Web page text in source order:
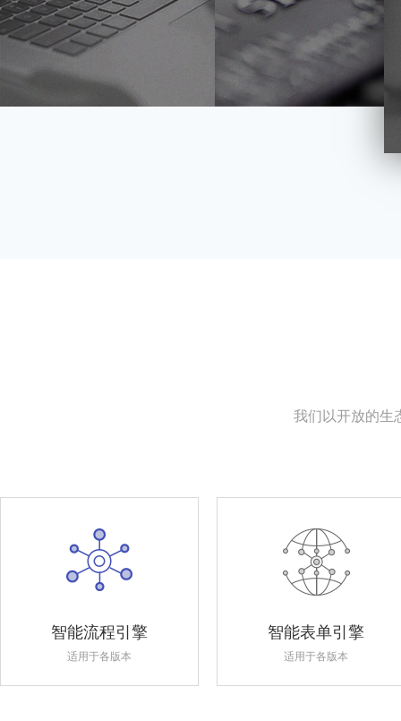
我们以开放的生
智能流程引擎
适用于各版本
智能表单引擎
适用于各版本